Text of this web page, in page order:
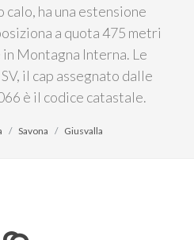
ha una estensione
a quota 475 metri
Montagna Interna. Le
il cap assegnato dalle
è il codice catastale.
Savona Giusvalla